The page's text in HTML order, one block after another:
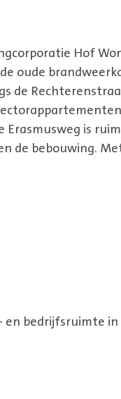
Hof
oude
de
Erasmusweg is
de bebouwing.
en bedrijfsruimte